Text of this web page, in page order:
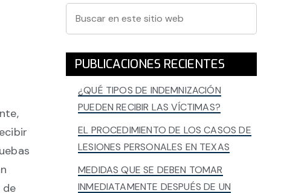
Barra
lateral
principal
sitio
web
PUBLICACIONES RECIENTES
¿QUÉ TIPOS DE INDEMNIZACIÓN
PUEDEN RECIBIR LAS VÍCTIMAS?
EL PROCEDIMIENTO DE LOS CASOS DE
LESIONES PERSONALES EN TEXAS
MEDIDAS QUE SE DEBEN TOMAR
INMEDIATAMENTE DESPUÉS DE UN